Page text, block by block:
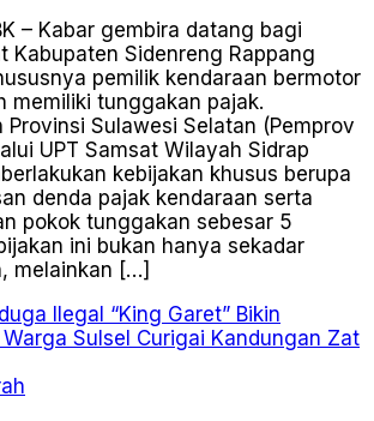
– Kabar gembira datang bagi
Kabupaten Sidenreng Rappang
pemilik kendaraan bermotor
memiliki tunggakan pajak.
Provinsi Sulawesi Selatan (Pemprov
UPT Samsat Wilayah Sidrap
kebijakan khusus berupa
denda pajak kendaraan serta
pokok tunggakan sebesar 5
ini bukan hanya sekadar
melainkan […]